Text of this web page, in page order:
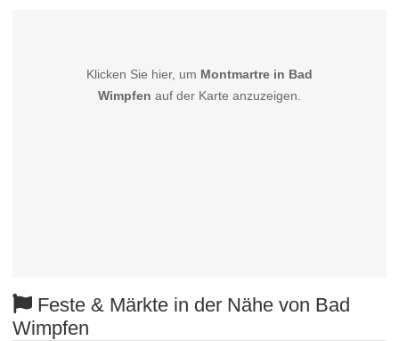
Klicken Sie hier, um Montmartre in Bad
Wimpfen auf der Karte anzuzeigen.
Feste & Märkte in der Nähe von Bad
Wimpfen